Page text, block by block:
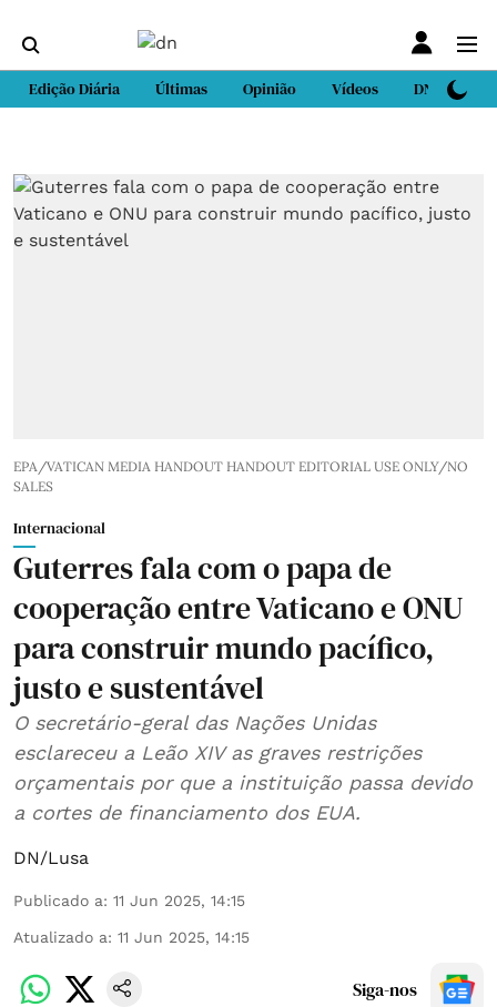
Edição Diária Últimas Opinião Vídeos DN Sport
EPA/VATICAN MEDIA HANDOUT HANDOUT EDITORIAL USE ONLY/NO
SALES
Internacional
Guterres fala com o papa de
cooperação entre Vaticano e ONU
para construir mundo pacífico,
justo e sustentável
O secretário-geral das Nações Unidas
esclareceu a Leão XIV as graves restrições
orçamentais por que a instituição passa devido
a cortes de financiamento dos EUA.
DN/Lusa
Publicado a: 11 Jun 2025, 14:15
Atualizado a: 11 Jun 2025, 14:15
Siga-nos